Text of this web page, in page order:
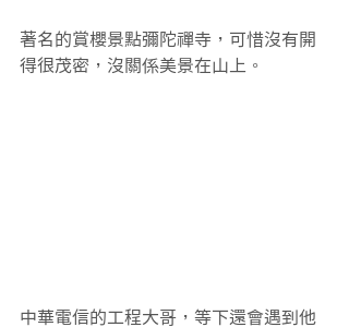
著名的賞櫻景點彌陀禪寺，可惜沒有開
得很茂密，沒關係美景在山上。
中華電信的工程大哥，等下還會遇到他